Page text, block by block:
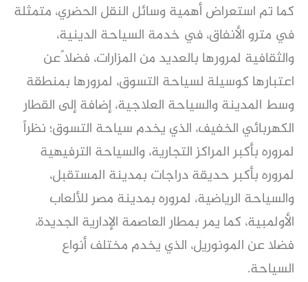
كما تم استعراض أهمية وسائل النقل الحضري، متمثلة
في مترو الأنفاق، في خدمة السياحة الدينية،
والثقافية لمرورها بالعديد من المزارات، فضلا ًعن
اعتبارها كوسيلة لسياحة التسوق، لمرورها بمنطقة
وسط المدينة والسياحة العلاجية، إضافة إلى القطار
الكهربائي الخفيف، الذي يخدم سياحة التسوق؛ نظراً
لمروره بأكبر المراكز التجارية، والسياحة الترفيهية
لمروره بأكبر حديقة دراجات بمدينة المستقبل،
والسياحة الرياضية، لمروره بمدينة مصر للألعاب
الأولمبية، كما يمر بمطار العاصمة الإدارية الجديدة،
فضلا عن المونوريل، الذي يخدم مختلف أنواع
السياحة.